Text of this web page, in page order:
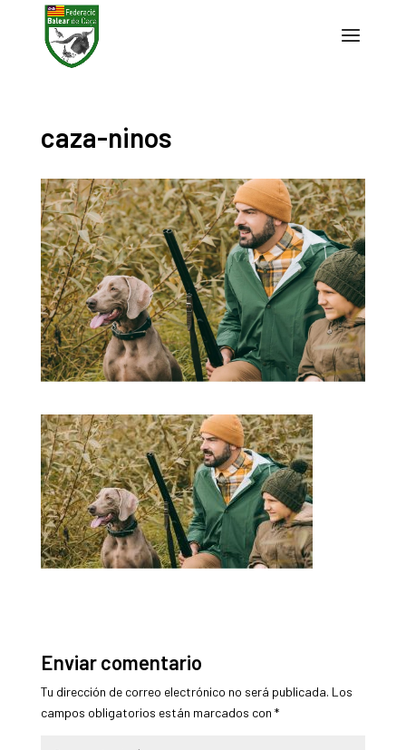
caza-ninos
Enviar comentario
Tu dirección de correo electrónico no será publicada. Los
campos obligatorios están marcados con *